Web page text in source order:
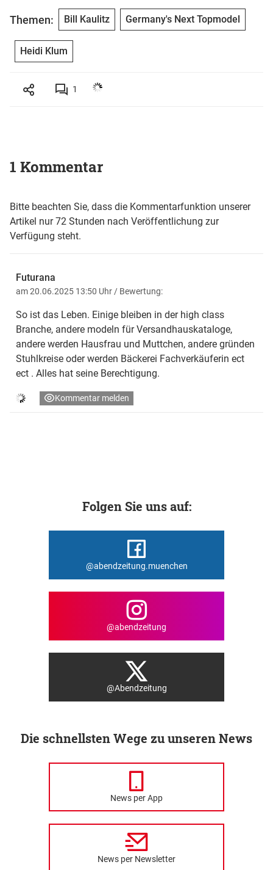
Themen: Bill Kaulitz Germany's Next Topmodel
Heidi Klum
1
1 Kommentar
Bitte beachten Sie, dass die Kommentarfunktion unserer
Artikel nur 72 Stunden nach Veröffentlichung zur
Verfügung steht.
Futurana
am 20.06.2025 13:50 Uhr/ Bewertung:
So ist das Leben. Einige bleiben in der high class
Branche, andere modeln für Versandhauskataloge,
andere werden Hausfrau und Muttchen, andere gründen
Stuhlkreise oder werden Bäckerei Fachverkäuferin ect
ect . Alles hat seine Berechtigung.
Kommentar melden
Folgen Sie uns auf:
@abendzeitung.muenchen
@abendzeitung
@Abendzeitung
Die schnellsten Wege zu unseren News
News per App
News per Newsletter